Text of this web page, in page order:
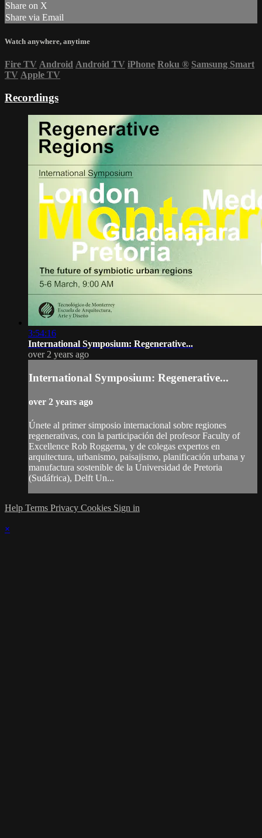
Share on X
Share via Email
Watch anywhere, anytime
Fire TV Android Android TV iPhone Roku ® Samsung Smart
TV Apple TV
Recordings
3:54:16
International Symposium: Regenerative...
over 2 years ago
International Symposium: Regenerative...
over 2 years ago
Únete al primer simposio internacional sobre regiones
regenerativas, con la participación del profesor Faculty of
Excellence Rob Roggema, y de colegas expertos en
arquitectura, urbanismo, paisajismo, planificación urbana y
manufactura sostenible de la Universidad de Pretoria
(Sudáfrica), Delft Un...
Help Terms Privacy Cookies Sign in
×